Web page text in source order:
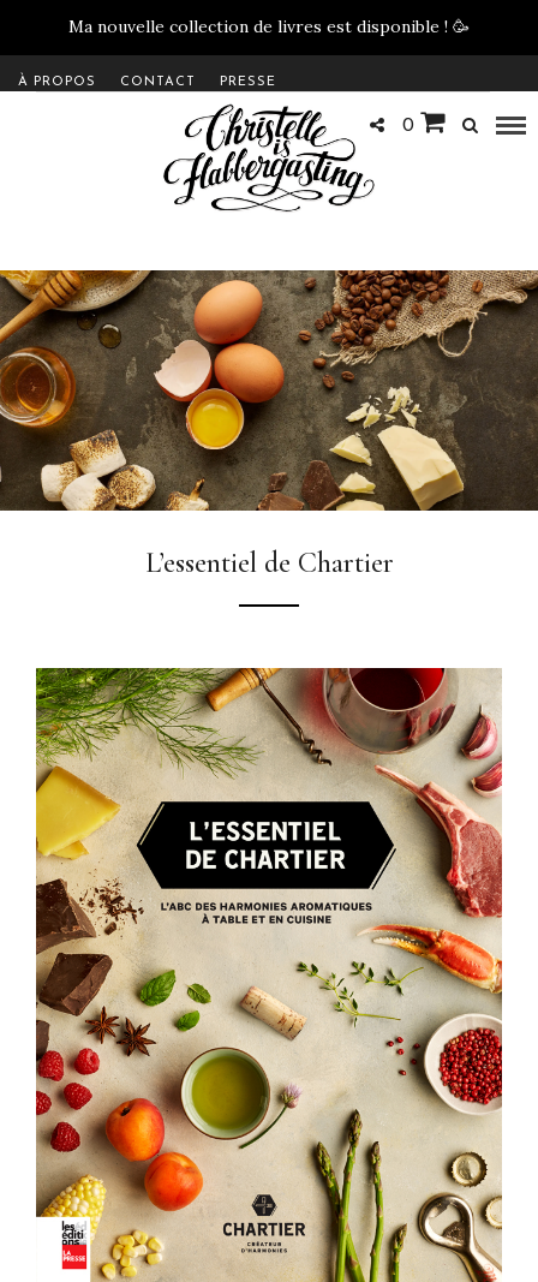
Ma nouvelle collection de livres est disponible ! 🥳
À PROPOS CONTACT PRESSE
0
L’essentiel de Chartier